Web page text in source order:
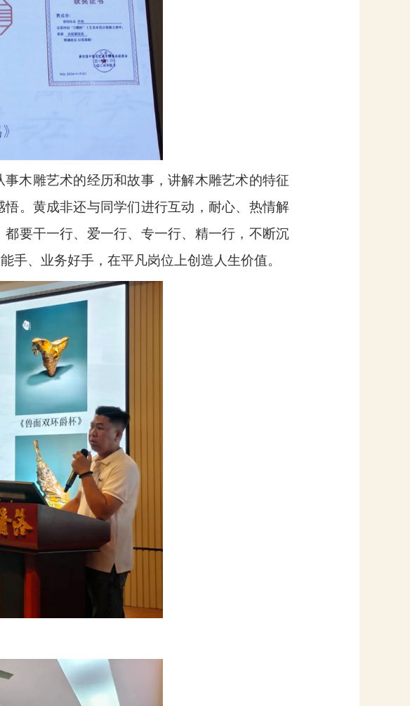
木雕艺术的经历和故事，讲解木雕艺术的特征
。黄成非还与同学们进行互动，耐心、热情解
要干一行、爱一行、专一行、精一行，不断沉
手、业务好手，在平凡岗位上创造人生价值。